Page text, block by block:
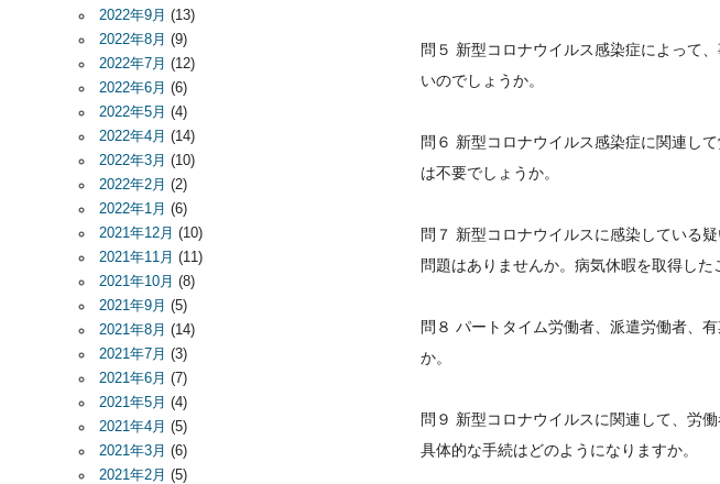
問５ 新型コロナウイルス感染症によって
いのでしょうか。
問６ 新型コロナウイルス感染症に関連し
は不要でしょうか。
問７ 新型コロナウイルスに感染している
問題はありませんか。病気休暇を取得した
問８ パートタイム労働者、派遣労働者、
か。
問９ 新型コロナウイルスに関連して、労
具体的な手続はどのようになりますか。
2022年9月 (13)
2022年8月 (9)
2022年7月 (12)
2022年6月 (6)
2022年5月 (4)
2022年4月 (14)
2022年3月 (10)
2022年2月 (2)
2022年1月 (6)
2021年12月 (10)
2021年11月 (11)
2021年10月 (8)
2021年9月 (5)
2021年8月 (14)
2021年7月 (3)
2021年6月 (7)
2021年5月 (4)
2021年4月 (5)
2021年3月 (6)
2021年2月 (5)